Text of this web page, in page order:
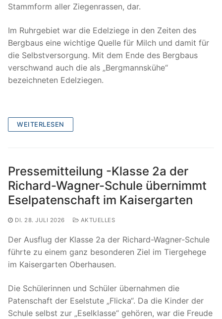
Stammform aller Ziegenrassen, dar.
Im Ruhrgebiet war die Edelziege in den Zeiten des
Bergbaus eine wichtige Quelle für Milch und damit für
die Selbstversorgung. Mit dem Ende des Bergbaus
verschwand auch die als „Bergmannskühe“
bezeichneten Edelziegen.
WEITERLESEN
Pressemitteilung -Klasse 2a der
Richard-Wagner-Schule übernimmt
Eselpatenschaft im Kaisergarten
DI. 28. JULI 2026 AKTUELLES
Der Ausflug der Klasse 2a der Richard-Wagner-Schule
führte zu einem ganz besonderen Ziel im Tiergehege
im Kaisergarten Oberhausen.
Die Schülerinnen und Schüler übernahmen die
Patenschaft der Eselstute „Flicka“. Da die Kinder der
Schule selbst zur „Eselklasse“ gehören, war die Freude